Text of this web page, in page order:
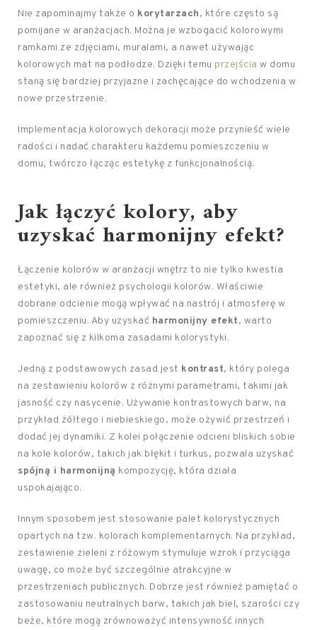
Nie zapominajmy także o korytarzach, które często są
pomijane w aranżacjach. Można je wzbogacić kolorowymi
ramkami ze zdjęciami, muralami, a nawet używając
kolorowych mat na podłodze. Dzięki temu przejścia w domu
staną się bardziej przyjazne i zachęcające do wchodzenia w
nowe przestrzenie.
Implementacja kolorowych dekoracji może przynieść wiele
radości i nadać charakteru każdemu pomieszczeniu w
domu, twórczo łącząc estetykę z funkcjonalnością.
Jak łączyć kolory, aby
uzyskać harmonijny efekt?
Łączenie kolorów w aranżacji wnętrz to nie tylko kwestia
estetyki, ale również psychologii kolorów. Właściwie
dobrane odcienie mogą wpływać na nastrój i atmosferę w
pomieszczeniu. Aby uzyskać harmonijny efekt, warto
zapoznać się z kilkoma zasadami kolorystyki.
Jedną z podstawowych zasad jest kontrast, który polega
na zestawieniu kolorów z różnymi parametrami, takimi jak
jasność czy nasycenie. Używanie kontrastowych barw, na
przykład żółtego i niebieskiego, może ożywić przestrzeń i
dodać jej dynamiki. Z kolei połączenie odcieni bliskich sobie
na kole kolorów, takich jak błękit i turkus, pozwala uzyskać
spójną i harmonijną kompozycję, która działa
uspokajająco.
Innym sposobem jest stosowanie palet kolorystycznych
opartych na tzw. kolorach komplementarnych. Na przykład,
zestawienie zieleni z różowym stymuluje wzrok i przyciąga
uwagę, co może być szczególnie atrakcyjne w
przestrzeniach publicznych. Dobrze jest również pamiętać o
zastosowaniu neutralnych barw, takich jak biel, szarości czy
beże, które mogą zrównoważyć intensywność innych